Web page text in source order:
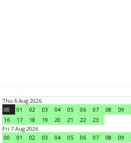
Thu 6 Aug 2026
00
01 02 03 04 05 06 07 08 09
16
17 18 19 20 21 22
23
Fri 7 Aug 2026
00
01 02 03 04 05 06 07 08 09